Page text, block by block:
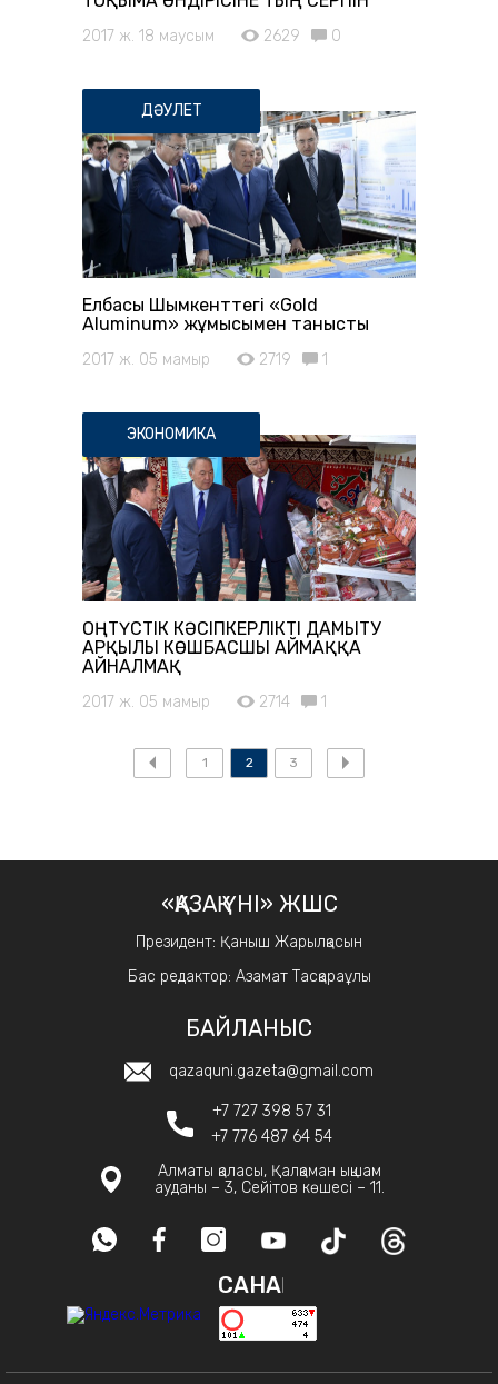
2017 ж. 18 маусым 2629 0
ДӘУЛЕТ
Елбасы Шымкенттегі «Gold
Aluminum» жұмысымен танысты
2017 ж. 05 мамыр 2719 1
ЭКОНОМИКА
ОҢТҮСТІК КӘСІПКЕРЛІКТІ ДАМЫТУ
АРҚЫЛЫ КӨШБАСШЫ АЙМАҚҚА
АЙНАЛМАҚ
2017 ж. 05 мамыр 2714 1
1 2 3
«ҚАЗАҚ ҮНІ» ЖШС
Президент: Қаныш Жарылқасын
Бас редактор: Азамат Тасқараұлы
БАЙЛАНЫС
qazaquni.gazeta@gmail.com
+7 727 398 57 31
+7 776 487 64 54
Алматы қаласы, Қалқаман ықшам
ауданы – 3, Сейітов көшесі – 11.
САНАҚ